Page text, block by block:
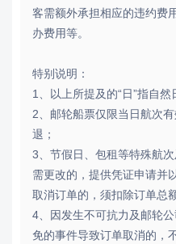
客需额外承担相应的违约费
办费用等。
特别说明：
1、以上所提及的“日”指自
2、邮轮船票仅限当日航次
退；
3、节假日、包租等特殊航
需更改的，提供凭证申请并
取消订单的，须扣除订单总
4、因发生不可抗力及邮轮
免的事件导致订单取消的，